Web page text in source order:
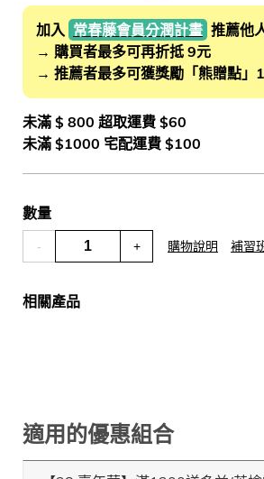
加入 常春藤會員分潤計畫 推薦他
→ 購買者最多可再折抵 9元
→ 推薦者最多可獲獎勵「熊贈點」
未滿 $ 800 超取運費 $60
未滿 $1000 宅配運費 $100
數量
- + 購物說明 補習
相關產品
適用的優惠組合